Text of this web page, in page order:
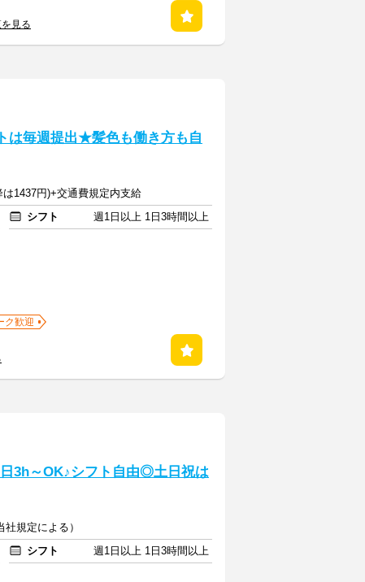
見る
は毎週提出★髪色も働き方も自
1437円)+交通費規定内支給
シフト
週1日以上 1日3時間以上
ク歓迎
3h～OK♪シフト自由◎土日祝は
規定による）
シフト
週1日以上 1日3時間以上